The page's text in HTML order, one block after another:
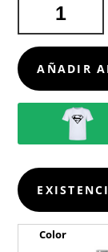
CANTIDAD
AÑADIR
Color